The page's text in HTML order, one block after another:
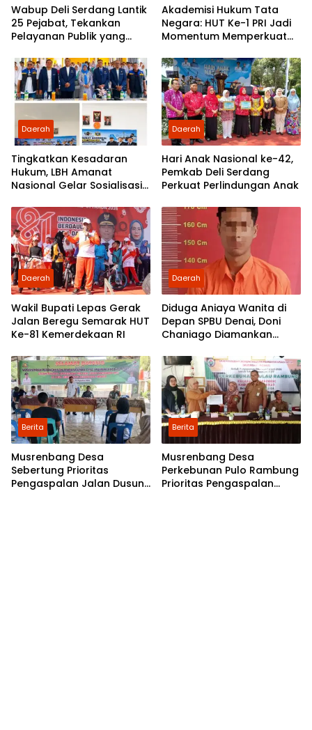
Wabup Deli Serdang Lantik
25 Pejabat, Tekankan
Pelayanan Publik yang
Akademisi Hukum Tata
Negara: HUT Ke-1 PRI Jadi
Momentum Memperkuat
Pengabdian kepada
Rakyat
Daerah
Tingkatkan Kesadaran
Hukum, LBH Amanat
Nasional Gelar Sosialisasi
Morawa
Daerah
Hari Anak Nasional ke-42,
Pemkab Deli Serdang
Perkuat Perlindungan Anak
Daerah
Wakil Bupati Lepas Gerak
Jalan Beregu Semarak HUT
Ke-81 Kemerdekaan RI
Daerah
Diduga Aniaya Wanita di
Depan SPBU Denai, Doni
Chaniago Diamankan
Berita
Musrenbang Desa
Sebertung Prioritas
Pengaspalan Jalan Dusun
Berita
Musrenbang Desa
Perkebunan Pulo Rambung
Prioritas Pengaspalan